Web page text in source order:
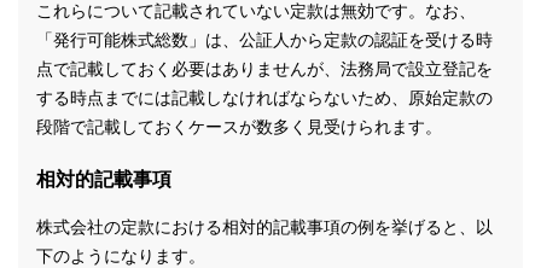
これらについて記載されていない定款は無効です。なお、
「発行可能株式総数」は、公証人から定款の認証を受ける時
点で記載しておく必要はありませんが、法務局で設立登記を
する時点までには記載しなければならないため、原始定款の
段階で記載しておくケースが数多く見受けられます。
相対的記載事項
株式会社の定款における相対的記載事項の例を挙げると、以
下のようになります。